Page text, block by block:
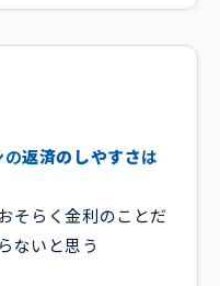
の返済のしやすさは
そらく金利のことだ
ないと思う